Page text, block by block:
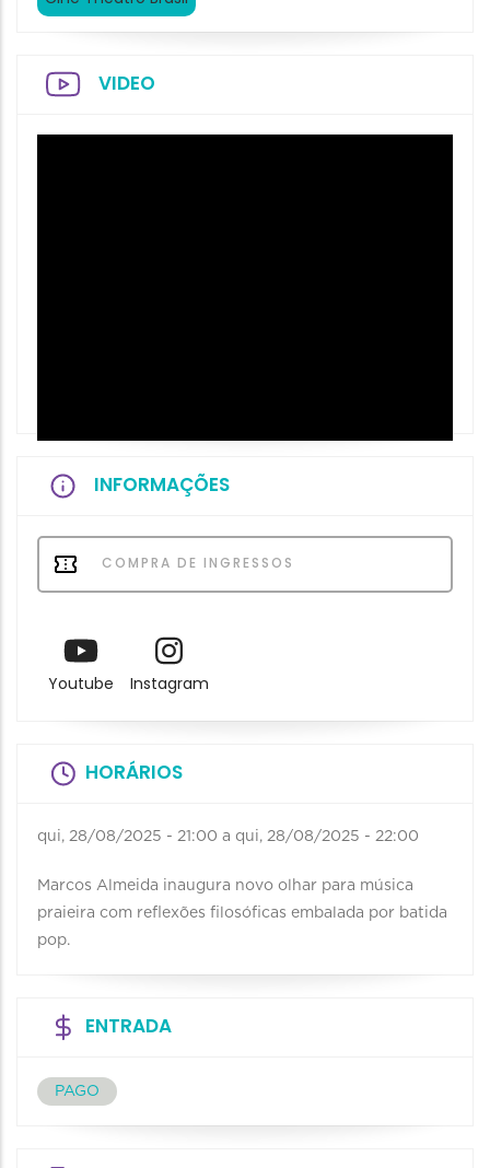
VIDEO
INFORMAÇÕES
COMPRA DE INGRESSOS
Youtube Instagram
HORÁRIOS
qui, 28/08/2025 - 21:00 a qui, 28/08/2025 - 22:00
Marcos Almeida inaugura novo olhar para música
praieira com reflexões filosóficas embalada por batida
pop.
ENTRADA
PAGO